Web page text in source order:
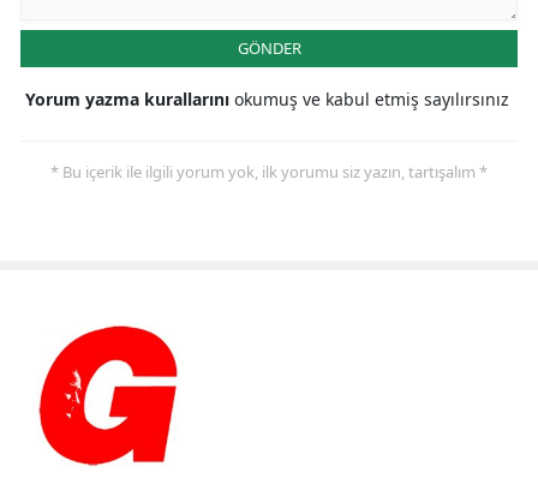
GÖNDER
Yorum yazma kurallarını okumuş ve kabul etmiş sayılırsınız
* Bu içerik ile ilgili yorum yok, ilk yorumu siz yazın, tartışalım *